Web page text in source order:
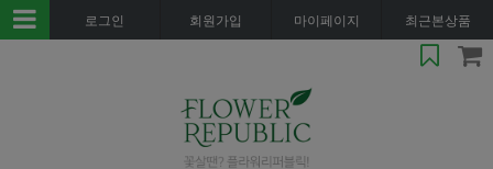
로그인 회원가입 마이페이지 최근본상품